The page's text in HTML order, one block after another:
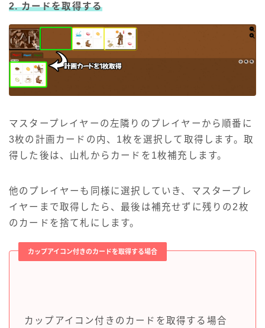
2. カードを取得する
マスタープレイヤーの左隣りのプレイヤーから順番に
3枚の計画カードの内、1枚を選択して取得します。取
得した後は、山札からカードを1枚補充します。
他のプレイヤーも同様に選択していき、マスタープレ
イヤーまで取得したら、最後は補充せずに残りの2枚
のカードを捨て札にします。
カップアイコン付きのカードを取得する場合
カップアイコン付きのカードを取得する場合